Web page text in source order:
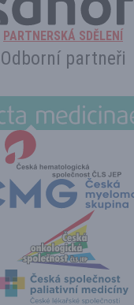
PARTNERSKÁ SDĚLENÍ
Odborní partneři